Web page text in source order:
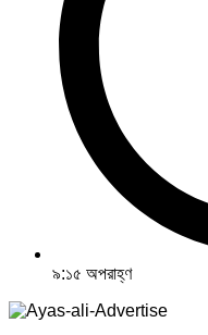
৯:১৫ অপরাহ্ণ